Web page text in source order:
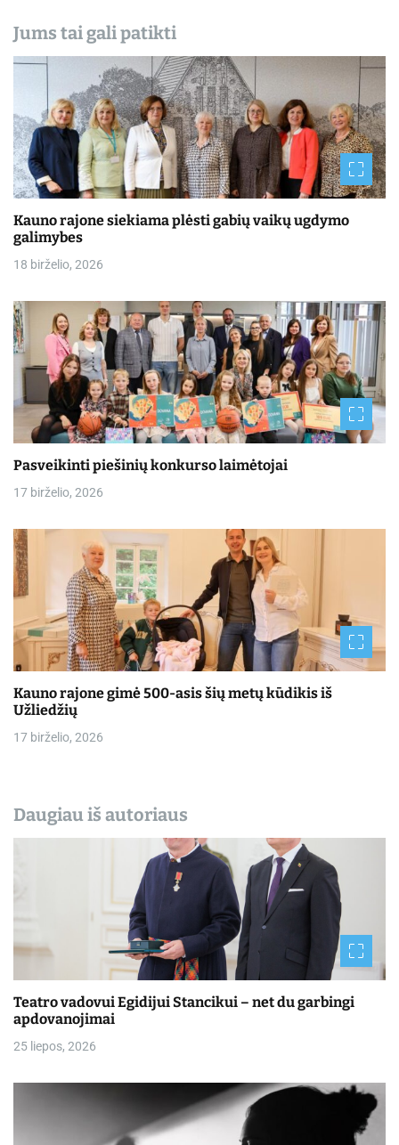
Jums tai gali patikti
Kauno rajone siekiama plėsti gabių vaikų ugdymo
galimybes
18 birželio, 2026
Pasveikinti piešinių konkurso laimėtojai
17 birželio, 2026
Kauno rajone gimė 500-asis šių metų kūdikis iš
Užliedžių
17 birželio, 2026
Daugiau iš autoriaus
Teatro vadovui Egidijui Stancikui – net du garbingi
apdovanojimai
25 liepos, 2026